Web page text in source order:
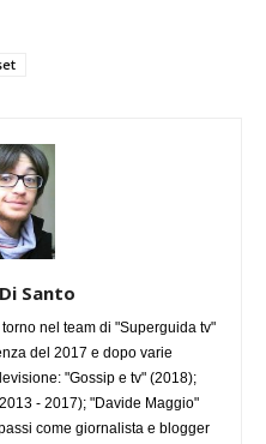
Santo
nel team di "Superguida tv"
del 2017 e dopo varie
"Gossip e tv" (2018);
- 2017); "Davide Maggio"
come giornalista e blogger